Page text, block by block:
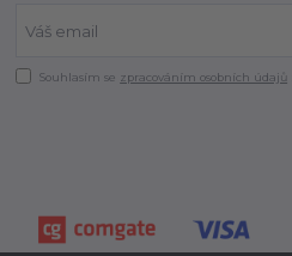
Souhlasím se zpracováním osobních údajů